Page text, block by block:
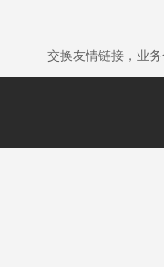
交换友情链接，业